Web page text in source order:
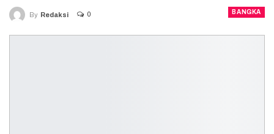
BANGKA
By Redaksi 0